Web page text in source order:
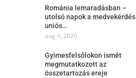
Románia lemaradásban –
utolsó napok a medvekérdés
uniós…
aug 4, 2026
Gyimesfelsőlokon ismét
megmutatkozott az
összetartozás ereje